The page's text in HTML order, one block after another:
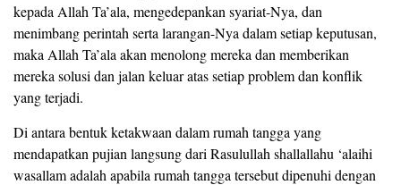
kepada Allah Ta’ala, mengedepankan syariat-Nya, dan
menimbang perintah serta larangan-Nya dalam setiap keputusan,
maka Allah Ta’ala akan menolong mereka dan memberikan
mereka solusi dan jalan keluar atas setiap problem dan konflik
yang terjadi.
Di antara bentuk ketakwaan dalam rumah tangga yang
mendapatkan pujian langsung dari Rasulullah shallallahu ‘alaihi
wasallam adalah apabila rumah tangga tersebut dipenuhi dengan